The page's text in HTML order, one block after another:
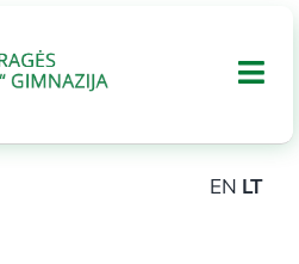
EN LT